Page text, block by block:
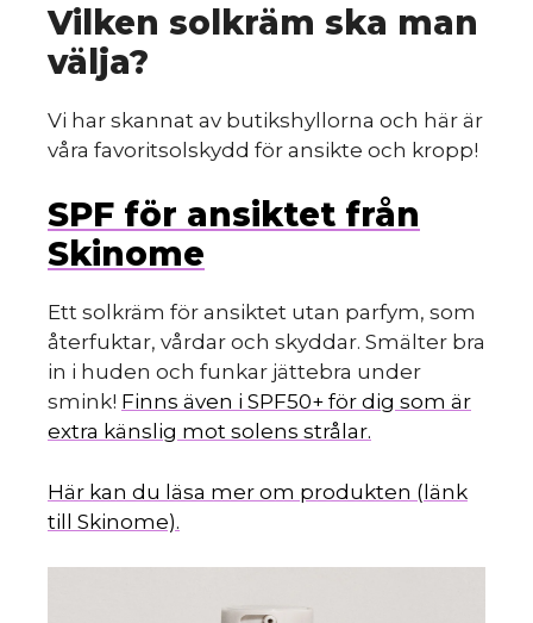
Vilken solkräm ska man
välja?
Vi har skannat av butikshyllorna och här är
våra favoritsolskydd för ansikte och kropp!
SPF för ansiktet från
Skinome
Ett solkräm för ansiktet utan parfym, som
återfuktar, vårdar och skyddar. Smälter bra
in i huden och funkar jättebra under
smink! Finns även i SPF50+ för dig som är
extra känslig mot solens strålar.
Här kan du läsa mer om produkten (länk
till Skinome).